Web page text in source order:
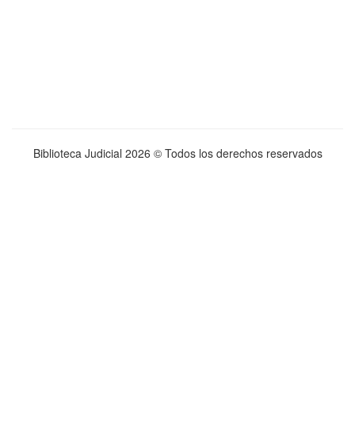
Biblioteca Judicial 2026 © Todos los derechos reservados